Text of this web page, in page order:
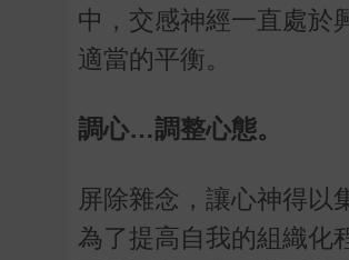
中，交感神經一直處於
適當的平衡。
調心…調整心態。
屏除雜念，讓心神得以
為了提高自我的組織化